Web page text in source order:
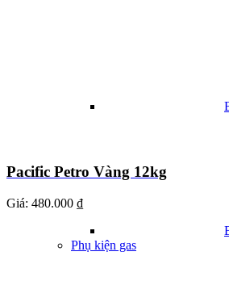
Phụ kiện gas
Pacific Petro Vàng 12kg
Giá: 480.000 ₫